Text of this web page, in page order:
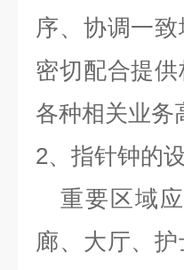
序、协调一
密切配合提
各种相关业务
2、指针钟的
重要区域
廊、大厅、